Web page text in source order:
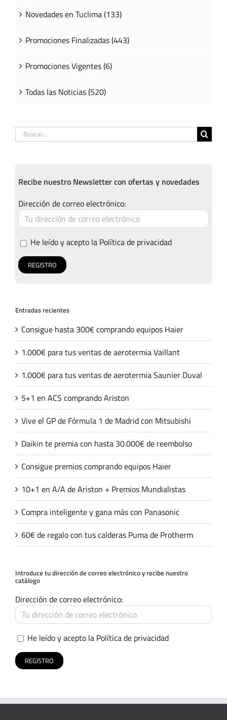
Novedades en Tuclima (133)
Promociones Finalizadas (443)
Promociones Vigentes (6)
Todas las Noticias (520)
Buscar:
Recibe nuestro Newsletter con ofertas y novedades
Dirección de correo electrónico:
He leído y acepto la Política de privacidad
Entradas recientes
Consigue hasta 300€ comprando equipos Haier
1.000€ para tus ventas de aerotermia Vaillant
1.000€ para tus ventas de aerotermia Saunier Duval
5+1 en ACS comprando Ariston
Vive el GP de Fórmula 1 de Madrid con Mitsubishi
Daikin te premia con hasta 30.000€ de reembolso
Consigue premios comprando equipos Haier
10+1 en A/A de Ariston + Premios Mundialistas
Compra inteligente y gana más con Panasonic
60€ de regalo con tus calderas Puma de Protherm
Introduce tu dirección de correo electrónico y recibe nuestro
catálogo
Dirección de correo electrónico:
He leído y acepto la Política de privacidad